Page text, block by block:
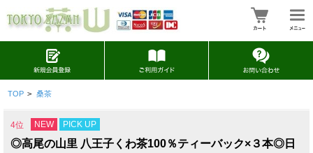
TOP > 桑茶
4位 NEW PICK UP
◎高尾の山里 八王子くわ茶100％ティーバック×３本◎日